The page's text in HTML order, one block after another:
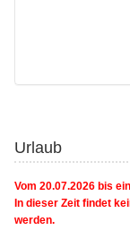
Urlaub
Vom 20.07.2026 bis
In dieser Zeit findet
werden.